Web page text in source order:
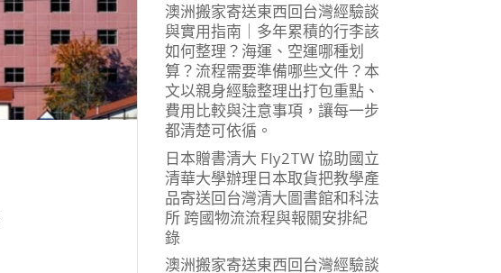
澳洲搬家寄送東西回台灣經驗談
與實用指南｜多年累積的行李該
如何整理？海運、空運哪種划
算？流程需要準備哪些文件？本
文以親身經驗整理出打包重點、
費用比較與注意事項，讓每一步
都清楚可依循。
日本贈書清大 Fly2TW 協助國立
清華大學辦理日本取貨把教學產
品寄送回台灣清大圖書館和科法
所 跨國物流流程與報關安排紀
錄
澳洲搬家寄送東西回台灣經驗談